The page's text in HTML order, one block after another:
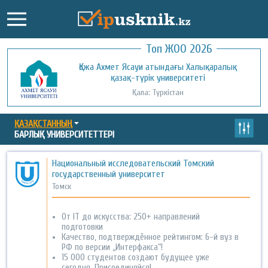
Топ ЖОО 2026
Қожа Ахмет Ясауи атындағы Халықаралық
қазақ-түрік университеті
Қала: Түркістан
Қызылорда ашық университеті
Қала: Қызылорда
ҚАЗАҚСТАННЫҢ
БАРЛЫҚ УНИВЕРСИТЕТТЕРІ
Национальный исследовательский Томский
государственный университет
Томск
От IT до искусства: 250+ направлений
подготовки
Качество, подтверждённое рейтингом: 6-й вуз в
РФ по версии „Интерфакса“!
15 000 студентов создают будущее уже